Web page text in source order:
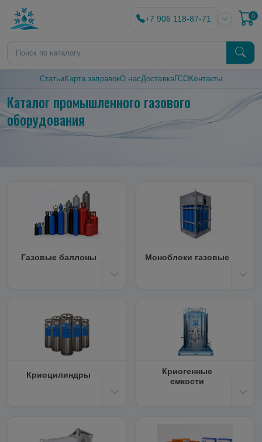
+7 906 118-87-71 0
СтатьиКарта заправокО насДоставкаГСОКонтакты
Каталог промышленного газового
оборудования
Газовые баллоны Моноблоки газовые
Криоцилиндры
Криогенные
емкости